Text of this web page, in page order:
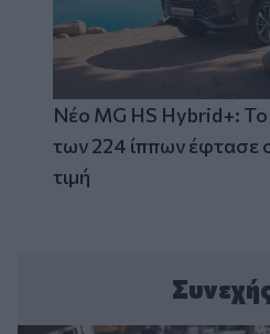
Νέο MG HS Hybrid+: Το
των 224 ίππων έφτασε
τιμή